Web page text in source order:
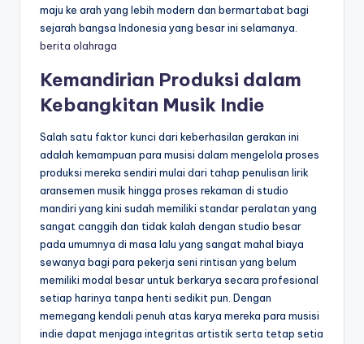
maju ke arah yang lebih modern dan bermartabat bagi
sejarah bangsa Indonesia yang besar ini selamanya.
berita olahraga
Kemandirian Produksi dalam
Kebangkitan Musik Indie
Salah satu faktor kunci dari keberhasilan gerakan ini
adalah kemampuan para musisi dalam mengelola proses
produksi mereka sendiri mulai dari tahap penulisan lirik
aransemen musik hingga proses rekaman di studio
mandiri yang kini sudah memiliki standar peralatan yang
sangat canggih dan tidak kalah dengan studio besar
pada umumnya di masa lalu yang sangat mahal biaya
sewanya bagi para pekerja seni rintisan yang belum
memiliki modal besar untuk berkarya secara profesional
setiap harinya tanpa henti sedikit pun. Dengan
memegang kendali penuh atas karya mereka para musisi
indie dapat menjaga integritas artistik serta tetap setia